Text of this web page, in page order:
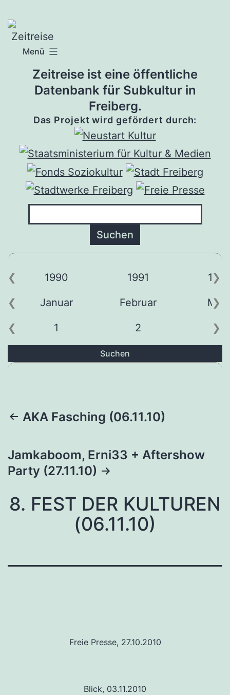
Inhalt
springen
Menü
Zeitreise ist eine öffentliche
Datenbank für Subkultur in
Freiberg.
Das Projekt wird gefördert durch:
1990 1991
Januar Februar
1 2 3
Suchen
Beitragsnavigation
AKA Fasching (06.11.10)
Jamkaboom, Erni33 + Aftershow
Party (27.11.10)
8. FEST DER KULTUREN
(06.11.10)
Freie Presse, 27.10.2010
Blick, 03.11.2010